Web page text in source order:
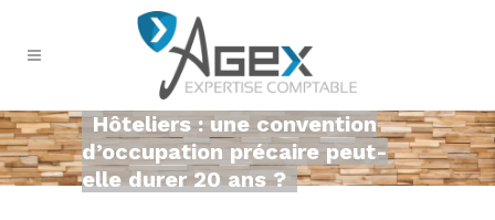
Hôteliers : une convention
d’occupation précaire peut-
elle durer 20 ans ?